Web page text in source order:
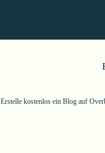
Erstelle kostenlos ein Blog auf